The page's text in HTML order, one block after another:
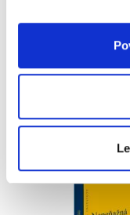
predstavuje
Dynamika, a
koncepcia